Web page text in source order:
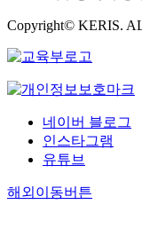
Copyright© KERIS.
네이버 블로그
인스타그램
유튜브
해외이동버튼